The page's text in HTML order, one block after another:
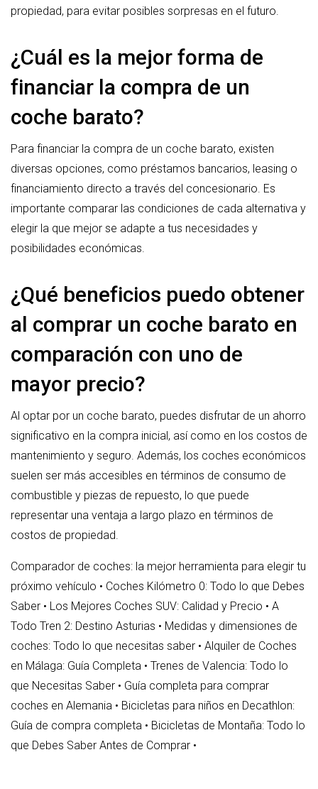
propiedad, para evitar posibles sorpresas en el futuro.
¿Cuál es la mejor forma de
financiar la compra de un
coche barato?
Para financiar la compra de un coche barato, existen
diversas opciones, como préstamos bancarios, leasing o
financiamiento directo a través del concesionario. Es
importante comparar las condiciones de cada alternativa y
elegir la que mejor se adapte a tus necesidades y
posibilidades económicas.
¿Qué beneficios puedo obtener
al comprar un coche barato en
comparación con uno de
mayor precio?
Al optar por un coche barato, puedes disfrutar de un ahorro
significativo en la compra inicial, así como en los costos de
mantenimiento y seguro. Además, los coches económicos
suelen ser más accesibles en términos de consumo de
combustible y piezas de repuesto, lo que puede
representar una ventaja a largo plazo en términos de
costos de propiedad.
Comparador de coches: la mejor herramienta para elegir tu
próximo vehículo • Coches Kilómetro 0: Todo lo que Debes
Saber • Los Mejores Coches SUV: Calidad y Precio • A
Todo Tren 2: Destino Asturias • Medidas y dimensiones de
coches: Todo lo que necesitas saber • Alquiler de Coches
en Málaga: Guía Completa • Trenes de Valencia: Todo lo
que Necesitas Saber • Guía completa para comprar
coches en Alemania • Bicicletas para niños en Decathlon:
Guía de compra completa • Bicicletas de Montaña: Todo lo
que Debes Saber Antes de Comprar •